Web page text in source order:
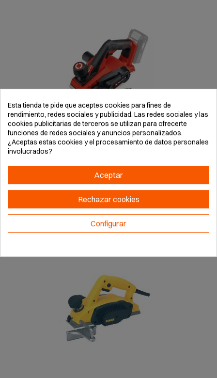
CEPILLO SIN CABLE TE-PL 18/82 LI-SOLO 82MM
Esta tienda te pide que aceptes cookies para fines de
rendimiento, redes sociales y publicidad. Las redes sociales y las
cookies publicitarias de terceros se utilizan para ofrecerte
funciones de redes sociales y anuncios personalizados.
¿Aceptas estas cookies y el procesamiento de datos personales
involucrados?
Aceptar
Rechazar cookies
Configurar